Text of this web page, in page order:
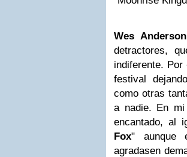
Wes Anderson
detractores,
indiferente. Por
festival
como otras
a nadie. En
encantado, al
Fox" aunque
agradasen